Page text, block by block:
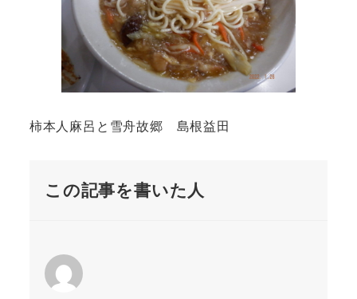
柿本人麻呂と雪舟故郷 島根益田
この記事を書いた人